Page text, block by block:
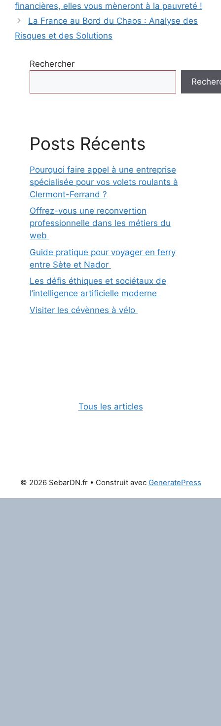
financières, elles vous mèneront à la pauvreté !
La France au Bord du Chaos : Analyse des
Risques et des Solutions
Rechercher
Posts Récents
Pourquoi faire appel à une entreprise
spécialisée pour vos volets roulants à
Clermont-Ferrand ?
Offrez-vous une reconvertion
professionnelle dans les métiers du
web
Guide pratique pour voyager en ferry
entre Sète et Nador
Les défis éthiques et sociétaux de
l’intelligence artificielle moderne
Visiter les cévènnes à vélo
Tous les articles
© 2026 SebarDN.fr• Construit avec GeneratePress